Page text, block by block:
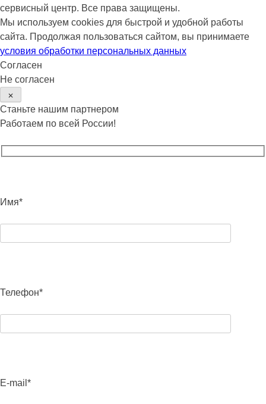
сервисный центр. Все права защищены.
Мы используем cookies для быстрой и удобной работы
сайта. Продолжая пользоваться сайтом, вы принимаете
условия обработки персональных данных
Согласен
Не согласен
✕
Станьте нашим партнером
Работаем по всей России!
Имя*
Телефон*
E-mail*